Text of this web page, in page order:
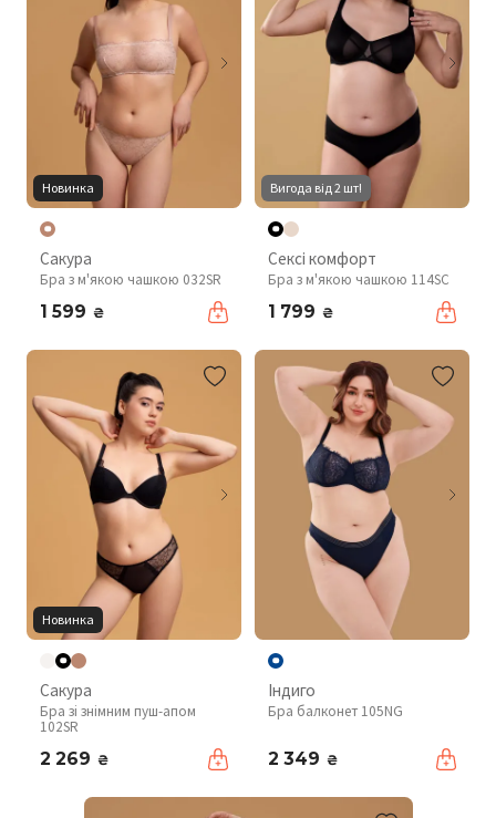
Новинка
Сакура
Бра з м'якою чашкою 032SR
1 599 ₴
Вигода від 2 шт!
Сексі комфорт
Бра з м'якою чашкою 114SC
1 799 ₴
Новинка
Сакура
Бра зі знімним пуш-апом
102SR
2 269 ₴
Індиго
Бра балконет 105NG
2 349 ₴